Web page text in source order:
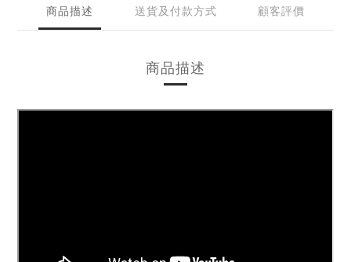
商品描述 送貨及付款方式 顧客評價
商品描述